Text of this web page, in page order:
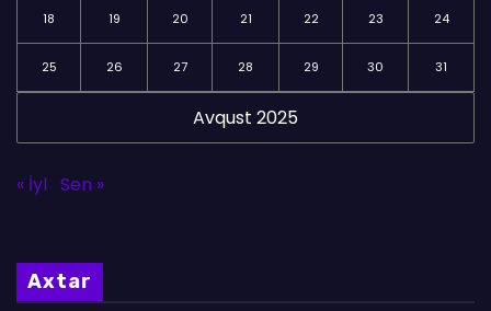
Avqust 2025
18 19 20 21 22 23 24
25 26 27 28 29 30 31
« İyl Sen »
Axtar